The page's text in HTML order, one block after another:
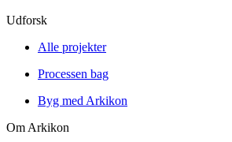
Udforsk
Alle projekter
Processen bag
Byg med Arkikon
Om Arkikon